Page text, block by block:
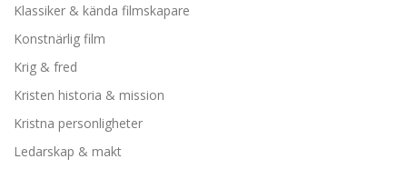
Klassiker & kända filmskapare
Konstnärlig film
Krig & fred
Kristen historia & mission
Kristna personligheter
Ledarskap & makt